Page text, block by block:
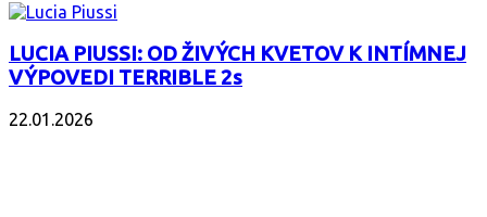
LUCIA PIUSSI: OD ŽIVÝCH KVETOV K INTÍMNEJ
VÝPOVEDI TERRIBLE 2s
22.01.2026